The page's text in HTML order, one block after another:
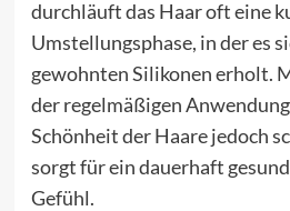
durchläuft das Haar oft eine
Umstellungsphase, in der es
gewohnten Silikonen erholt.
der regelmäßigen
Schönheit der Haare jedoch
sorgt für ein dauerhaft
Gefühl.